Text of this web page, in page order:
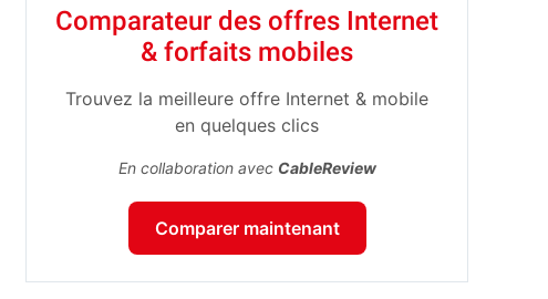
Comparateur des offres Internet
& forfaits mobiles
Trouvez la meilleure offre Internet & mobile
en quelques clics
En collaboration avec CableReview
Comparer maintenant